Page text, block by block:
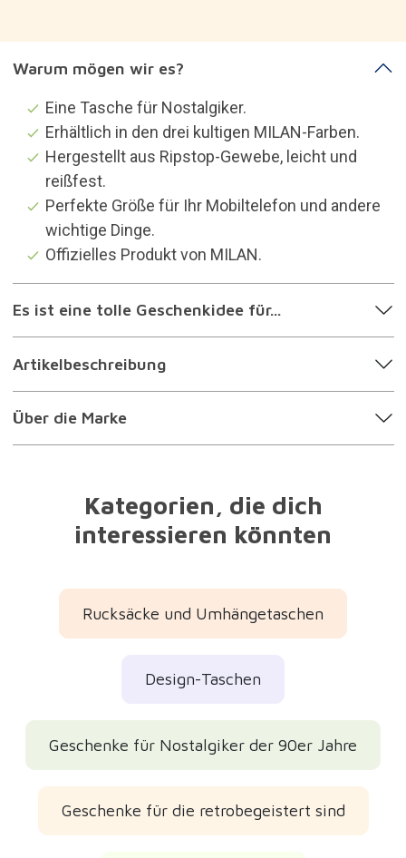
Warum mögen wir es?
Eine Tasche für Nostalgiker.
Erhältlich in den drei kultigen MILAN-Farben.
Hergestellt aus Ripstop-Gewebe, leicht und
reißfest.
Perfekte Größe für Ihr Mobiltelefon und andere
wichtige Dinge.
Offizielles Produkt von MILAN.
Es ist eine tolle Geschenkidee für...
Artikelbeschreibung
Über die Marke
Kategorien, die dich
interessieren könnten
Rucksäcke und Umhängetaschen
Design-Taschen
Geschenke für Nostalgiker der 90er Jahre
Geschenke für die retrobegeistert sind